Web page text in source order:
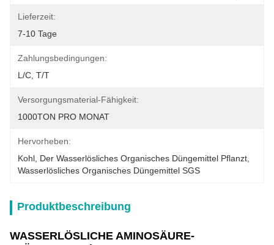
Lieferzeit:
7-10 Tage
Zahlungsbedingungen:
L/C, T/T
Versorgungsmaterial-Fähigkeit:
1000TON PRO MONAT
Hervorheben:
Kohl Der Wasserlösliches Organisches Düngemittel Pflanzt
Wasserlösliches Organisches Düngemittel SGS
Produktbeschreibung
WASSERLÖSLICHE AMINOSÄURE-